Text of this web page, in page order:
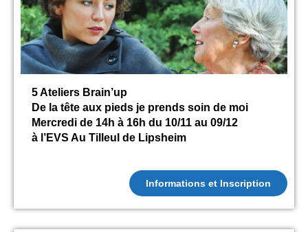
5 Ateliers Brain’up
De la tête aux pieds je prends soin de moi
Mercredi de 14h à 16h du 10/11 au 09/12
à l’EVS Au Tilleul de Lipsheim
Informations et Inscription